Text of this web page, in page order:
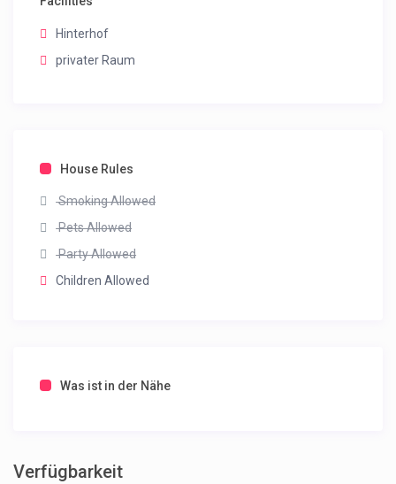
Hinterhof
privater Raum
House Rules
Smoking Allowed
Pets Allowed
Party Allowed
Children Allowed
Was ist in der Nähe
Verfügbarkeit